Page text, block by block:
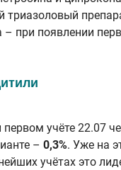
– при появлении
учёте 22.07
– 0,3%. Уже на
учётах это